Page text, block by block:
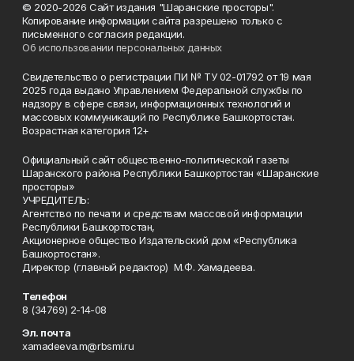
© 2020-2026 Сайт издания "Шаранские просторы".
Копирование информации сайта разрешено только с
письменного согласия редакции.
Об использовании персональных данных
Свидетельство о регистрации ПИ № ТУ 02-01792 от 19 мая
2025 года выдано Управлением Федеральной службы по
надзору в сфере связи, информационных технологий и
массовых коммуникаций по Республике Башкортостан.
Возрастная категория 12+
Официальный сайт общественно-политической газеты
Шаранского района Республики Башкортостан «Шаранские
просторы»
УЧРЕДИТЕЛЬ:
Агентство по печати и средствам массовой информации
Республики Башкортостан,
Акционерное общество Издательский дом «Республика
Башкортостан».
Директор (главный редактор) М.Ф. Хамадеева.
Телефон
8 (34769) 2-14-08
Эл. почта
xamadeeva.m@rbsmi.ru